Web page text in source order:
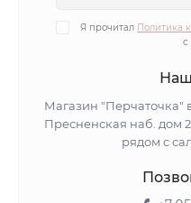
Я прочитал Политика
с
Магазин "Перчаточка"
Пресненская наб. дом
рядом с